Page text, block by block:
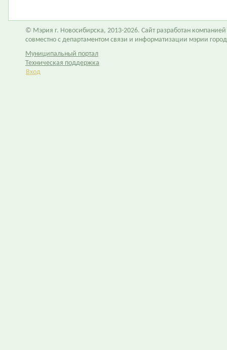
© Мэрия г. Новосибирска, 2013-2026. Сайт разработан компанией
совместно с департаментом связи и информатизации мэрии
Муниципальный портал
Техническая поддержка
Вход